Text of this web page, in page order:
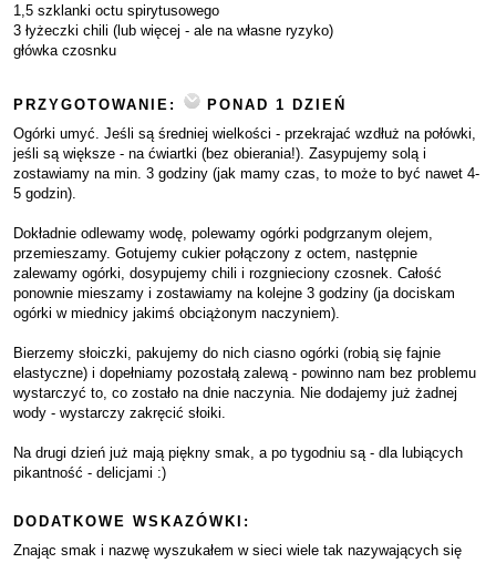
1,5 szklanki octu spirytusowego
3 łyżeczki chili (lub więcej - ale na własne ryzyko)
główka czosnku
PRZYGOTOWANIE:
PONAD 1 DZIEŃ
Ogórki umyć. Jeśli są średniej wielkości - przekrajać wzdłuż na połówki,
jeśli są większe - na ćwiartki (bez obierania!). Zasypujemy solą i
zostawiamy na min. 3 godziny (jak mamy czas, to może to być nawet 4-
5 godzin).
Dokładnie odlewamy wodę, polewamy ogórki podgrzanym olejem,
przemieszamy. Gotujemy cukier połączony z octem, następnie
zalewamy ogórki, dosypujemy chili i rozgnieciony czosnek. Całość
ponownie mieszamy i zostawiamy na kolejne 3 godziny (ja dociskam
ogórki w miednicy jakimś obciążonym naczyniem).
Bierzemy słoiczki, pakujemy do nich ciasno ogórki (robią się fajnie
elastyczne) i dopełniamy pozostałą zalewą - powinno nam bez problemu
wystarczyć to, co zostało na dnie naczynia. Nie dodajemy już żadnej
wody - wystarczy zakręcić słoiki.
Na drugi dzień już mają piękny smak, a po tygodniu są - dla lubiących
pikantność - delicjami :)
DODATKOWE WSKAZÓWKI:
Znając smak i nazwę wyszukałem w sieci wiele tak nazywających się